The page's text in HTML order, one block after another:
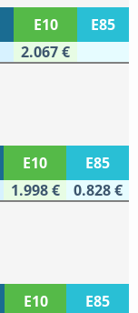
E10
E85
2.067 €
E10
E85
1.998 €
0.828 €
E10
E85